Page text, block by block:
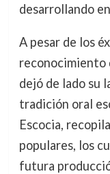
desarrollando
A pesar de los
dejó de lado su
tradición oral
Escocia,
populares, los
futura